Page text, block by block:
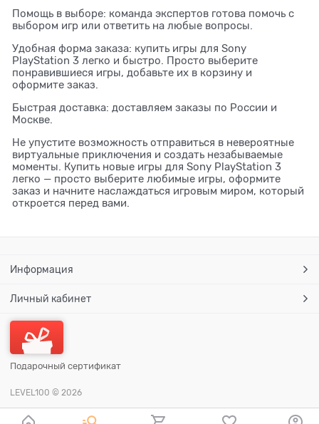
Помощь в выборе: команда экспертов готова помочь с
выбором игр или ответить на любые вопросы.
Удобная форма заказа: купить игры для Sony
PlayStation 3 легко и быстро. Просто выберите
понравившиеся игры, добавьте их в корзину и
оформите заказ.
Быстрая доставка: доставляем заказы по России и
Москве.
Не упустите возможность отправиться в невероятные
виртуальные приключения и создать незабываемые
моменты. Купить новые игры для Sony PlayStation 3
легко — просто выберите любимые игры, оформите
заказ и начните наслаждаться игровым миром, который
откроется перед вами.
Информация
Личный кабинет
Подарочный сертификат
LEVEL100 © 2026